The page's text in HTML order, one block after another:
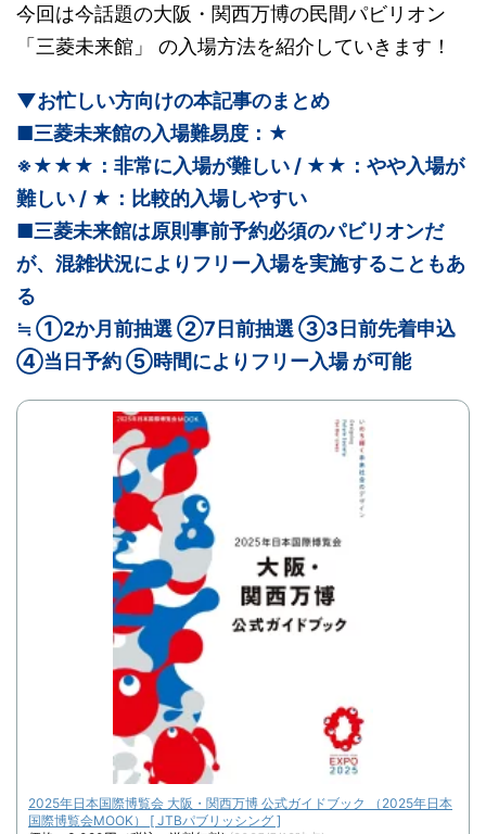
今回は今話題の大阪・関西万博の民間パビリオン
「三菱未来館」 の入場方法を紹介していきます！
▼お忙しい方向けの本記事のまとめ
■三菱未来館の入場難易度： ★
※★★★：非常に入場が難しい / ★★：やや入場が
難しい / ★：比較的入場しやすい
■三菱未来館は原則事前予約必須のパビリオンだ
が、混雑状況によりフリー入場を実施することもあ
る
≒ ①2か月前抽選 ②7日前抽選 ③3日前先着申込
④当日予約 ⑤時間によりフリー入場 が可能
2025年日本国際博覧会 大阪・関西万博 公式ガイドブック （2025年日本
国際博覧会MOOK） [ JTBパブリッシング ]